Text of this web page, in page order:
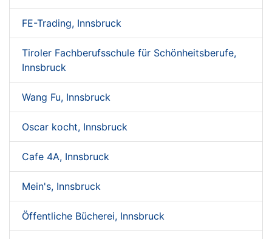
FE-Trading, Innsbruck
Tiroler Fachberufsschule für Schönheitsberufe,
Innsbruck
Wang Fu, Innsbruck
Oscar kocht, Innsbruck
Cafe 4A, Innsbruck
Mein's, Innsbruck
Öffentliche Bücherei, Innsbruck